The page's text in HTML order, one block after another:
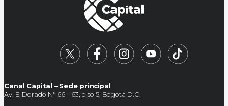
Canal Capital – Sede principal
Av. El Dorado N° 66 – 63, piso 5, Bogotá D.C.